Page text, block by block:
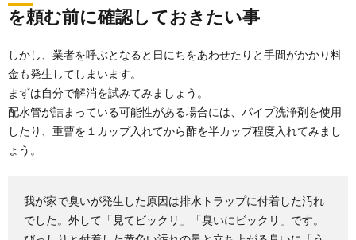
を頼む前に確認しておきたい事
しかし、業者を呼ぶとなると日にちをあわせたりと手間がかかり料
金も発生してしまいます。
まずは自分で解消を試みてみましょう。
配水管が詰まっている可能性がある場合には、パイプ洗浄剤を使用
したり、重曹を１カップ入れてから酢を半カップ程度入れてみまし
ょう。
我が家で臭いが発生した原因は排水トラップに付着した汚れ
でした。外して「見てビックリ」「臭いにビックリ」です。